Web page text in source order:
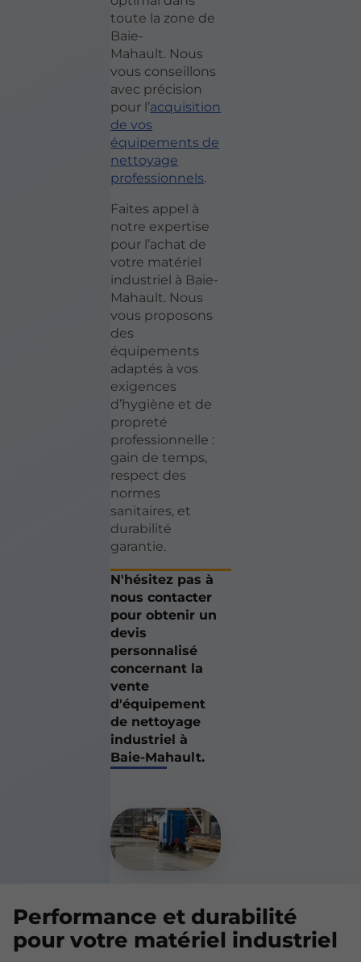
toute la zone de
Baie-
Mahault. Nous
vous conseillons
avec précision
pour l’acquisition
de vos
équipements de
nettoyage
professionnels.
Faites appel à
notre expertise
pour l’achat de
votre matériel
industriel à Baie-
Mahault. Nous
vous proposons
des
équipements
adaptés à vos
exigences
d’hygiène et de
propreté
professionnelle :
gain de temps,
respect des
normes
sanitaires, et
durabilité
garantie.
N'hésitez pas à
nous contacter
pour obtenir un
devis
personnalisé
concernant la
vente
d'équipement
de nettoyage
industriel à
Baie-Mahault.
Performance et durabilité
pour votre matériel industriel